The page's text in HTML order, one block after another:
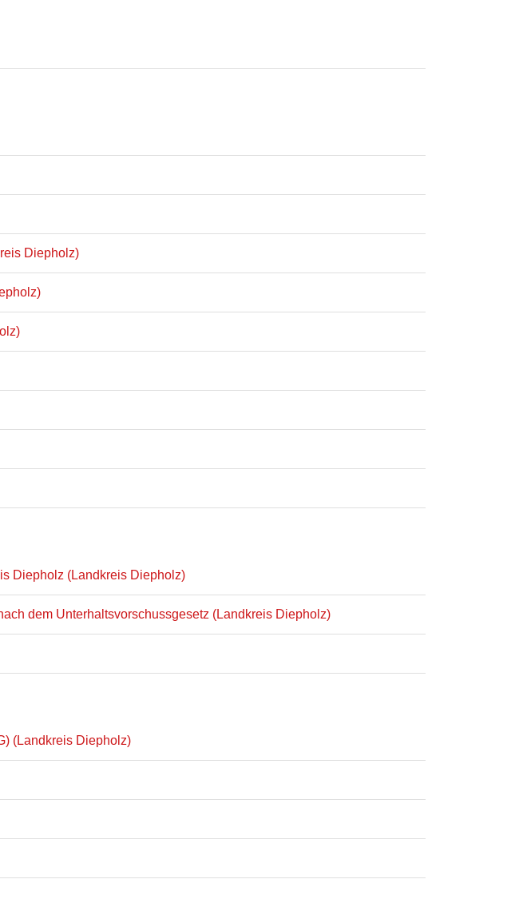
Diepholz)
Diepholz (Landkreis Diepholz)
dem Unterhaltsvorschussgesetz (Landkreis Diepholz)
(Landkreis Diepholz)